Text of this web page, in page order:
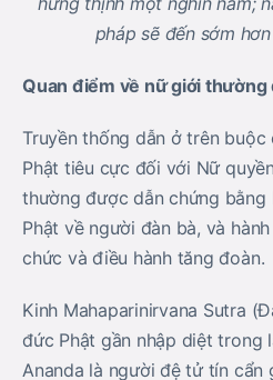
pháp sẽ đến sớm
Quan điểm về nữ giới thường
Truyền thống dẫn ở trên buộc
Phật tiêu cực đối với Nữ
thường được dẫn chứng bằng
Phật về người đàn bà, và
chức và điều hành tăng đoàn.
Kinh Mahaparinirvana Sutra
đức Phật gần nhập diệt trong
Ananda là người đệ tử tín cẩn